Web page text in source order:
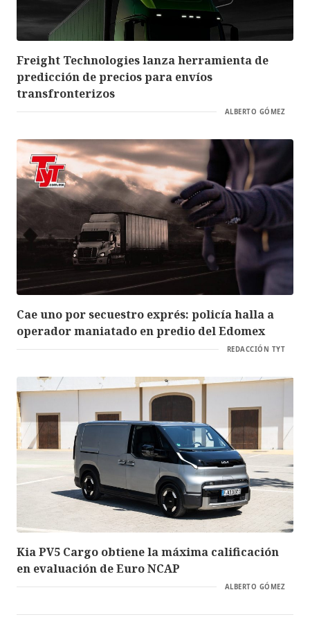
Freight Technologies lanza herramienta de
predicción de precios para envíos
transfronterizos
ALBERTO GÓMEZ
Cae uno por secuestro exprés: policía halla a
operador maniatado en predio del Edomex
REDACCIÓN TYT
Kia PV5 Cargo obtiene la máxima calificación
en evaluación de Euro NCAP
ALBERTO GÓMEZ